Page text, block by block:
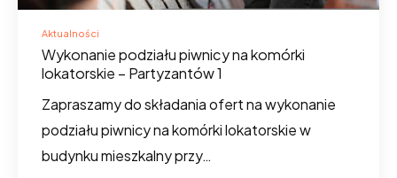
Aktualności
Wykonanie podziału piwnicy na komórki
lokatorskie – Partyzantów 1
Zapraszamy do składania ofert na wykonanie
podziału piwnicy na komórki lokatorskie w
budynku mieszkalny przy…